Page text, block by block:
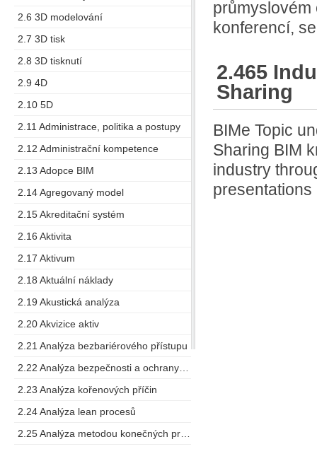
2.6 3D modelování
2.7 3D tisk
2.8 3D tisknutí
2.9 4D
2.10 5D
2.11 Administrace, politika a postupy
2.12 Administrační kompetence
2.13 Adopce BIM
2.14 Agregovaný model
2.15 Akreditační systém
2.16 Aktivita
2.17 Aktivum
2.18 Aktuální náklady
2.19 Akustická analýza
2.20 Akvizice aktiv
2.21 Analýza bezbariérového přístupu
2.23 Analýza kořenových příčin
2.24 Analýza lean procesů
konferencí,
2.465
Sharing
BIMe Topic
Sharing BIM
industry
presentations